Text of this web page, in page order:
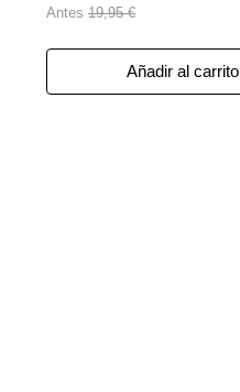
Antes 19,95 €
Añadir al carrito